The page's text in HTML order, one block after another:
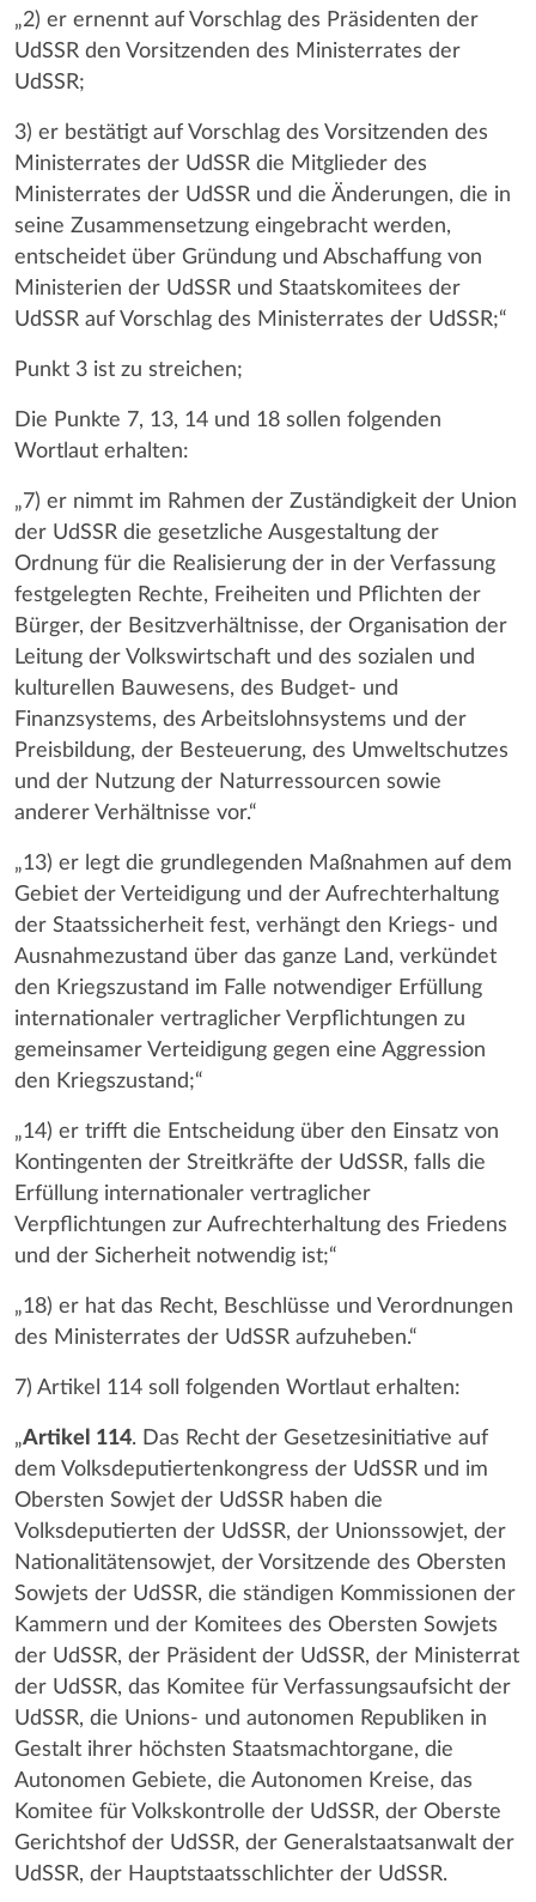
„2) er ernennt auf Vorschlag des Präsidenten der
UdSSR den Vorsitzenden des Ministerrates der
UdSSR;
3) er bestätigt auf Vorschlag des Vorsitzenden des
Ministerrates der UdSSR die Mitglieder des
Ministerrates der UdSSR und die Änderungen, die in
seine Zusammensetzung eingebracht werden,
entscheidet über Gründung und Abschaffung von
Ministerien der UdSSR und Staatskomitees der
UdSSR auf Vorschlag des Ministerrates der UdSSR;“
Punkt 3 ist zu streichen;
Die Punkte 7, 13, 14 und 18 sollen folgenden
Wortlaut erhalten:
„7) er nimmt im Rahmen der Zuständigkeit der Union
der UdSSR die gesetzliche Ausgestaltung der
Ordnung für die Realisierung der in der Verfassung
festgelegten Rechte, Freiheiten und Pflichten der
Bürger, der Besitzverhältnisse, der Organisation der
Leitung der Volkswirtschaft und des sozialen und
kulturellen Bauwesens, des Budget- und
Finanzsystems, des Arbeitslohnsystems und der
Preisbildung, der Besteuerung, des Umweltschutzes
und der Nutzung der Naturressourcen sowie
anderer Verhältnisse vor.“
„13) er legt die grundlegenden Maßnahmen auf dem
Gebiet der Verteidigung und der Aufrechterhaltung
der Staatssicherheit fest, verhängt den Kriegs- und
Ausnahmezustand über das ganze Land, verkündet
den Kriegszustand im Falle notwendiger Erfüllung
internationaler vertraglicher Verpflichtungen zu
gemeinsamer Verteidigung gegen eine Aggression
den Kriegszustand;“
„14) er trifft die Entscheidung über den Einsatz von
Kontingenten der Streitkräfte der UdSSR, falls die
Erfüllung internationaler vertraglicher
Verpflichtungen zur Aufrechterhaltung des Friedens
und der Sicherheit notwendig ist;“
„18) er hat das Recht, Beschlüsse und Verordnungen
des Ministerrates der UdSSR aufzuheben.“
7) Artikel 114 soll folgenden Wortlaut erhalten:
„Artikel 114. Das Recht der Gesetzesinitiative auf
dem Volksdeputiertenkongress der UdSSR und im
Obersten Sowjet der UdSSR haben die
Volksdeputierten der UdSSR, der Unionssowjet, der
Nationalitätensowjet, der Vorsitzende des Obersten
Sowjets der UdSSR, die ständigen Kommissionen der
Kammern und der Komitees des Obersten Sowjets
der UdSSR, der Präsident der UdSSR, der Ministerrat
der UdSSR, das Komitee für Verfassungsaufsicht der
UdSSR, die Unions- und autonomen Republiken in
Gestalt ihrer höchsten Staatsmachtorgane, die
Autonomen Gebiete, die Autonomen Kreise, das
Komitee für Volkskontrolle der UdSSR, der Oberste
Gerichtshof der UdSSR, der Generalstaatsanwalt der
UdSSR, der Hauptstaatsschlichter der UdSSR.